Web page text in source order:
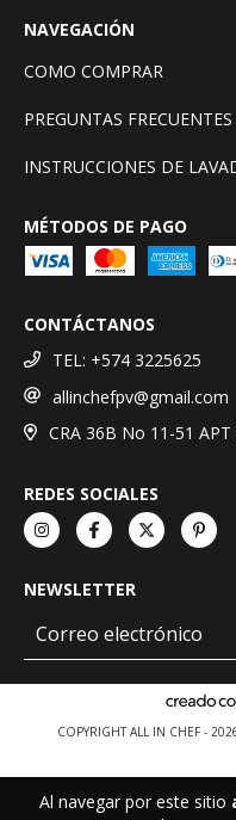
Al navegar por este sitio
NAVEGACIÓN
COMO COMPRAR
PREGUNTAS FRECUENTES
INSTRUCCIONES DE
MÉTODOS DE PAGO
CONTÁCTANOS
TEL: +574 3225625
allinchefpv@gmail.com
CRA 36B No 11-51 APT
REDES SOCIALES
NEWSLETTER
COPYRIGHT ALL IN CHEF -